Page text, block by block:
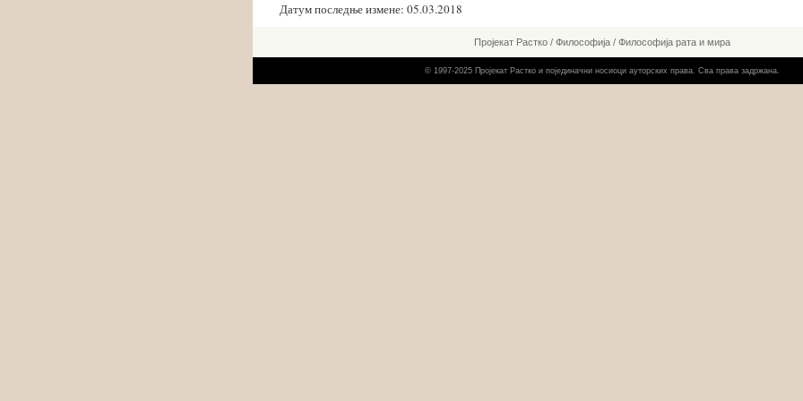
Датум последње измене: 05.03.2018
Пројекат Растко / Философија / Философија рата и мира
© 1997-2025 Пројекат Растко и појединачни носиоци ауторских права. Сва права задржана.